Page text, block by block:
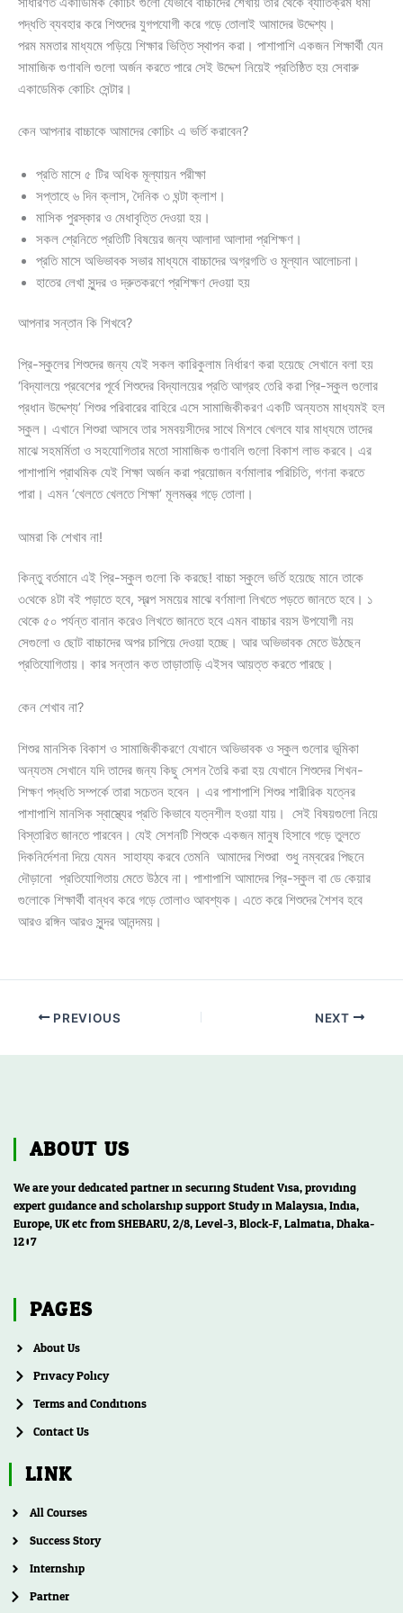
পদ্ধতি ব্যবহার করে শিশুদের যুগপযোগী করে গড়ে তোলাই আমাদের উদ্দেশ্য।
পরম মমতার মাধ্যমে পড়িয়ে শিক্ষার ভিত্তি স্থাপন করা। পাশাপাশি একজন শিক্ষার্থী যেন
সামাজিক গুণাবলি গুলো অর্জন করতে পারে সেই উদ্দেশ নিয়েই প্রতিষ্ঠিত হয় সেবারু
একাডেমিক কোচিং সেন্টার।
কেন আপনার বাচ্চাকে আমাদের কোচিং এ ভর্তি করাবেন?
প্রতি মাসে ৫ টির অধিক মূল্যায়ন পরীক্ষা
সপ্তাহে ৬ দিন ক্লাস, দৈনিক ৩ ঘন্টা ক্লাশ।
মাসিক পুরস্কার ও মেধাবৃত্তি দেওয়া হয়।
সকল শ্রেনিতে প্রতিটি বিষয়ের জন্য আলাদা আলাদা প্রশিক্ষণ।
প্রতি মাসে অভিভাবক সভার মাধ্যমে বাচ্চাদের অগ্রগতি ও মূল্যান আলোচনা।
হাতের লেখা সুন্দর ও দ্রুতকরণে প্রশিক্ষণ দেওয়া হয়
আপনার সন্তান কি শিখবে?
প্রি-স্কুলের শিশুদের জন্য যেই সকল কারিকুলাম নির্ধারণ করা হয়েছে সেখানে বলা হয়
‘বিদ্যালয়ে প্রবেশের পূর্বে শিশুদের বিদ্যালয়ের প্রতি আগ্রহ তেরি করা প্রি-স্কুল গুলোর
প্রধান উদ্দেশ্য’ শিশুর পরিবারের বাহিরে এসে সামাজিকীকরণ একটি অন্যতম মাধ্যমই হল
স্কুল। এখানে শিশুরা আসবে তার সমবয়সীদের সাথে মিশবে খেলবে যার মাধ্যমে তাদের
মাঝে সহমর্মিতা ও সহযোগিতার মতো সামাজিক গুণাবলি গুলো বিকাশ লাভ করবে। এর
পাশাপাশি প্রাথমিক যেই শিক্ষা অর্জন করা প্রয়োজন বর্ণমালার পরিচিতি, গণনা করতে
পারা। এমন ‘খেলতে খেলতে শিক্ষা’ মূলমন্ত্র গড়ে তোলা।
আমরা কি শেখাব না!
কিন্তু বর্তমানে এই প্রি-স্কুল গুলো কি করছে! বাচ্চা স্কুলে ভর্তি হয়েছে মানে তাকে
৩থেকে ৪টা বই পড়াতে হবে, স্বল্প সময়ের মাঝে বর্ণমালা লিখতে পড়তে জানতে হবে। ১
থেকে ৫০ পর্যন্ত বানান করেও লিখতে জানতে হবে এমন বাচ্চার বয়স উপযোগী নয়
সেগুলো ও ছোট বাচ্চাদের অপর চাপিয়ে দেওয়া হচ্ছে। আর অভিভাবক মেতে উঠছেন
প্রতিযোগিতায়। কার সন্তান কত তাড়াতাড়ি এইসব আয়ত্ত করতে পারছে।
কেন শেখাব না?
শিশুর মানসিক বিকাশ ও সামাজিকীকরণে যেখানে অভিভাবক ও স্কুল গুলোর ভূমিকা
অন্যতম সেখানে যদি তাদের জন্য কিছু সেশন তৈরি করা হয় যেখানে শিশুদের শিখন-
শিক্ষণ পদ্ধতি সম্পর্কে তারা সচেতন হবেন । এর পাশাপাশি শিশুর শারীরিক যত্নের
পাশাপাশি মানসিক স্বাস্থ্যের প্রতি কিভাবে যত্নশীল হওয়া যায়। সেই বিষয়গুলো নিয়ে
বিস্তারিত জানতে পারবেন। যেই সেশনটি শিশুকে একজন মানুষ হিসাবে গড়ে তুলতে
দিকনির্দেশনা দিয়ে যেমন সাহায্য করবে তেমনি আমাদের শিশুরা শুধু নম্বরের পিছনে
দৌড়ানো প্রতিযোগিতায় মেতে উঠবে না। পাশাপাশি আমাদের প্রি-স্কুল বা ডে কেয়ার
গুলোকে শিক্ষার্থী বান্ধব করে গড়ে তোলাও আবশ্যক। এতে করে শিশুদের শৈশব হবে
আরও রঙ্গিন আরও সুন্দর আনন্দময়।
PREVIOUS NEXT
ABOUT US
We are your dedicated partner in securing Student Visa, providing
expert guidance and scholarship support Study in Malaysia, India,
Europe, UK etc from SHEBARU, 2/8, Level-3, Block-F, Lalmatia, Dhaka-
1207
PAGES
About Us
Privacy Policy
Terms and Conditions
Contact Us
LINK
All Courses
Success Story
Internship
Partner